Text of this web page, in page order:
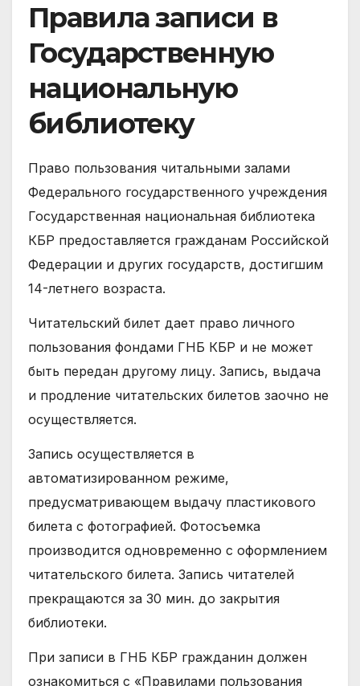
Правила записи в
Государственную
национальную
библиотеку
Право пользования читальными залами
Федерального государственного учреждения
Государственная национальная библиотека
КБР предоставляется гражданам Российской
Федерации и других государств, достигшим
14-летнего возраста.
Читательский билет дает право личного
пользования фондами ГНБ КБР и не может
быть передан другому лицу. Запись, выдача
и продление читательских билетов заочно не
осуществляется.
Запись осуществляется в
автоматизированном режиме,
предусматривающем выдачу пластикового
билета с фотографией. Фотосъемка
производится одновременно с оформлением
читательского билета. Запись читателей
прекращаются за 30 мин. до закрытия
библиотеки.
При записи в ГНБ КБР гражданин должен
ознакомиться с «Правилами пользования